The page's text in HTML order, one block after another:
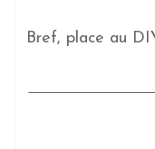
Bref, place au